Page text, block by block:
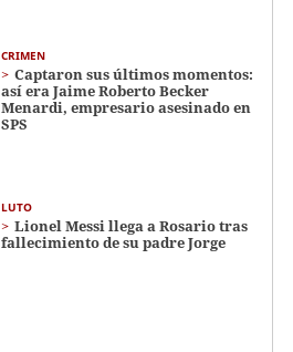
CRIMEN
Captaron sus últimos momentos:
así era Jaime Roberto Becker
Menardi​​​, empresario asesinado en
SPS
LUTO
Lionel Messi llega a Rosario tras
fallecimiento de su padre Jorge